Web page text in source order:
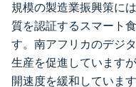
規模の製造業振興策に
質を認証するスマート
す。南アフリカのデジ
生産を促進しています
開速度を緩和しています